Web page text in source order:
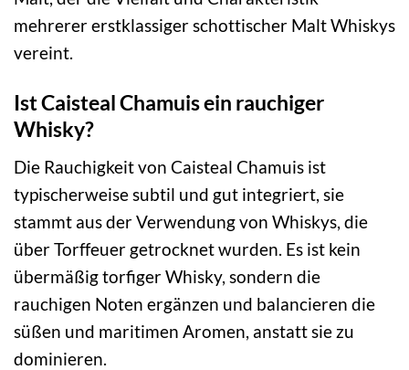
mehrerer erstklassiger schottischer Malt Whiskys
vereint.
Ist Caisteal Chamuis ein rauchiger
Whisky?
Die Rauchigkeit von Caisteal Chamuis ist
typischerweise subtil und gut integriert, sie
stammt aus der Verwendung von Whiskys, die
über Torffeuer getrocknet wurden. Es ist kein
übermäßig torfiger Whisky, sondern die
rauchigen Noten ergänzen und balancieren die
süßen und maritimen Aromen, anstatt sie zu
dominieren.